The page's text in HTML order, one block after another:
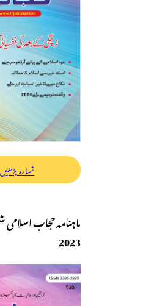
شمارہ پڑھیں
ماہنامہ حجاب اسلامی
2023